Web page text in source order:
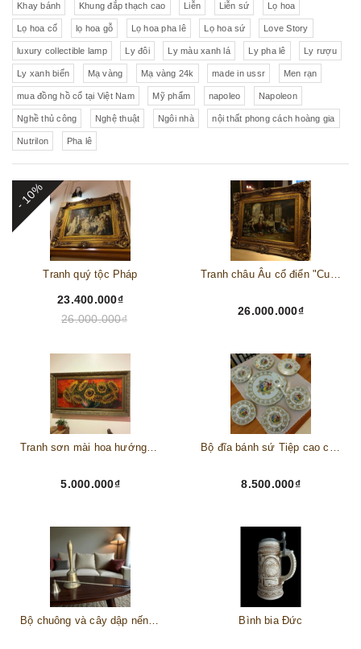
Khay bánh Khung đắp thạch cao Liễn Liễn sứ Lọ hoa
Lọ hoa cổ lọ hoa gỗ Lọ hoa pha lê Lọ hoa sứ Love Story
luxury collectible lamp Ly đôi Ly màu xanh lá Ly pha lê Ly rượu
Ly xanh biển Mạ vàng Mạ vàng 24k made in ussr Men rạn
mua đồng hồ cổ tại Việt Nam Mỹ phẩm napoleo Napoleon
Nghề thủ công Nghệ thuật Ngôi nhà nội thất phong cách hoàng gia
Nutrilon Pha lê
- 10%
Tranh quý tộc Pháp
23.400.000₫
26.000.000₫
Tranh châu Âu cổ điển "Cuộc sống lao động"
26.000.000₫
Tranh sơn mài hoa hướng dương châu Âu
5.000.000₫
Bộ đĩa bánh sứ Tiệp cao cấp – Biểu tượng tinh tế cho bàn tiệc thượng lưu
8.500.000₫
Bộ chuông và cây dập nến đồng Bình bia Đức